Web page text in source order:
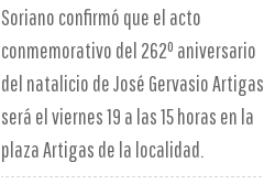
Soriano confirmó que el acto
conmemorativo del 262º aniversario
del natalicio de José Gervasio Artigas
será el viernes 19 a las 15 horas en la
plaza Artigas de la localidad.